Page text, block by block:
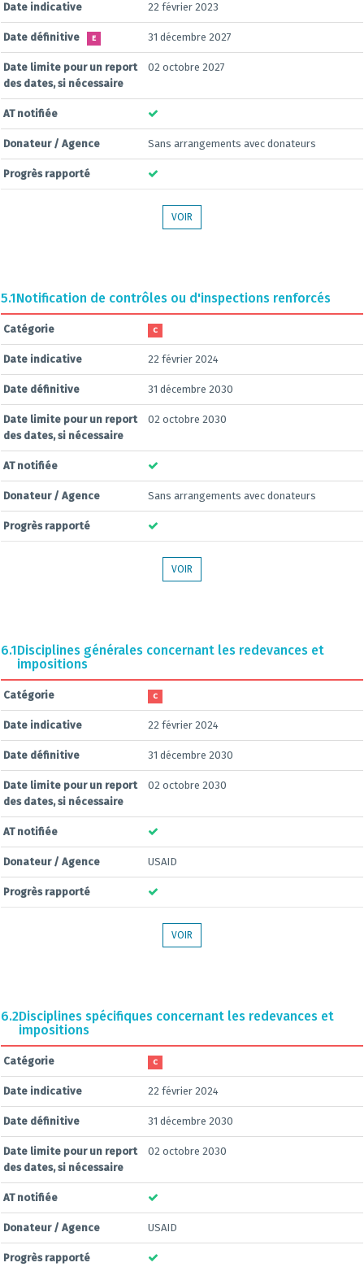
Date indicative 22 février 2023
Date définitive E 31 décembre 2027
Date limite pour un report
des dates, si nécessaire
02 octobre 2027
AT notifiée
Donateur / Agence Sans arrangements avec donateurs
Progrès rapporté
VOIR
5.1Notification de contrôles ou d'inspections renforcés
Catégorie C
Date indicative 22 février 2024
Date définitive 31 décembre 2030
Date limite pour un report
des dates, si nécessaire
02 octobre 2030
AT notifiée
Donateur / Agence Sans arrangements avec donateurs
Progrès rapporté
VOIR
6.1Disciplines générales concernant les redevances et
impositions
Catégorie C
Date indicative 22 février 2024
Date définitive 31 décembre 2030
Date limite pour un report
des dates, si nécessaire
02 octobre 2030
AT notifiée
Donateur / Agence USAID
Progrès rapporté
VOIR
6.2Disciplines spécifiques concernant les redevances et
impositions
Catégorie C
Date indicative 22 février 2024
Date définitive 31 décembre 2030
Date limite pour un report
des dates, si nécessaire
02 octobre 2030
AT notifiée
Donateur / Agence USAID
Progrès rapporté